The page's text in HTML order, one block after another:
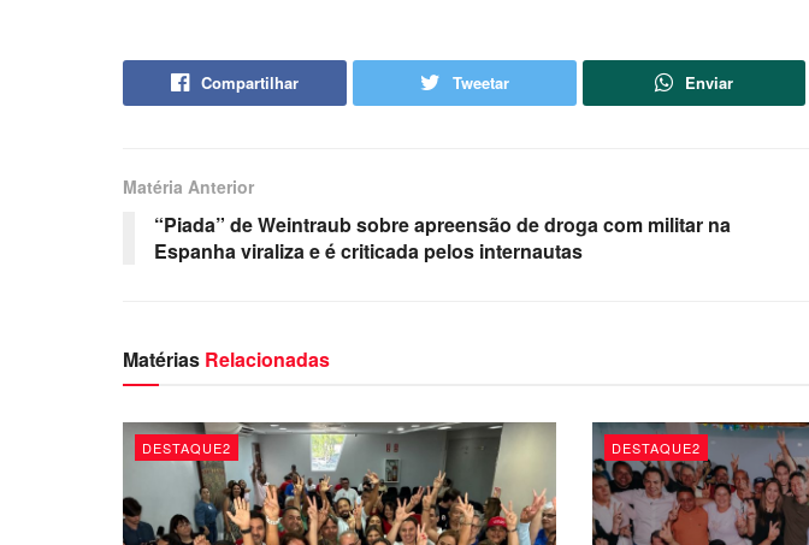
Compartilhar Tweetar Enviar
Matéria Anterior
“Piada” de Weintraub sobre apreensão de droga com militar na
Espanha viraliza e é criticada pelos internautas
Matérias Relacionadas
DESTAQUE2 DESTAQUE2